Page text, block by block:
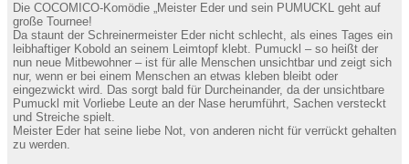
Die COCOMICO-Komödie „Meister Eder und sein PUMUCKL geht auf
große Tournee!
Da staunt der Schreinermeister Eder nicht schlecht, als eines Tages ein
leibhaftiger Kobold an seinem Leimtopf klebt. Pumuckl – so heißt der
nun neue Mitbewohner – ist für alle Menschen unsichtbar und zeigt sich
nur, wenn er bei einem Menschen an etwas kleben bleibt oder
eingezwickt wird. Das sorgt bald für Durcheinander, da der unsichtbare
Pumuckl mit Vorliebe Leute an der Nase herumführt, Sachen versteckt
und Streiche spielt.
Meister Eder hat seine liebe Not, von anderen nicht für verrückt gehalten
zu werden.